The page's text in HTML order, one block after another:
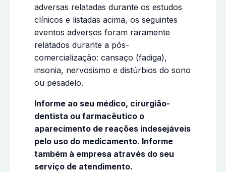
adversas relatadas durante os estudos
clínicos e listadas acima, os seguintes
eventos adversos foram raramente
relatados durante a pós-
comercialização: cansaço (fadiga),
insonia, nervosismo e distúrbios do sono
ou pesadelo.
Informe ao seu médico, cirurgião-
dentista ou farmacêutico o
aparecimento de reações indesejáveis
pelo uso do medicamento. Informe
também à empresa através do seu
serviço de atendimento.